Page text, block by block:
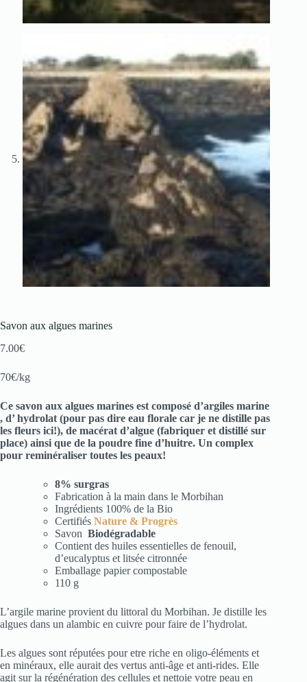
Savon aux algues marines
7.00€
70€/kg
Ce savon aux algues marines est composé d’argiles marine
, d’ hydrolat (pour pas dire eau florale car je ne distille pas
les fleurs ici!), de macérat d’algue (fabriquer et distillé sur
place) ainsi que de la poudre fine d’huitre. Un complex
pour reminéraliser toutes les peaux!
8% surgras
Fabrication à la main dans le Morbihan
Ingrédients 100% de la Bio
Certifiés Nature & Progrès
Savon Biodégradable
Contient des huiles essentielles de fenouil,
d’eucalyptus et litsée citronnée
Emballage papier compostable
110 g
L’argile marine provient du littoral du Morbihan. Je distille les
algues dans un alambic en cuivre pour faire de l’hydrolat.
Les algues sont réputées pour etre riche en oligo-éléments et
en minéraux, elle aurait des vertus anti-âge et anti-rides. Elle
agit sur la régénération des cellules et nettoie votre peau en